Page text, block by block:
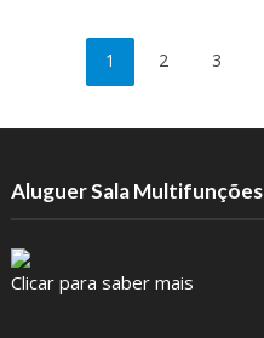
1 2 3
Aluguer Sala Multifunções
Clicar para saber mais